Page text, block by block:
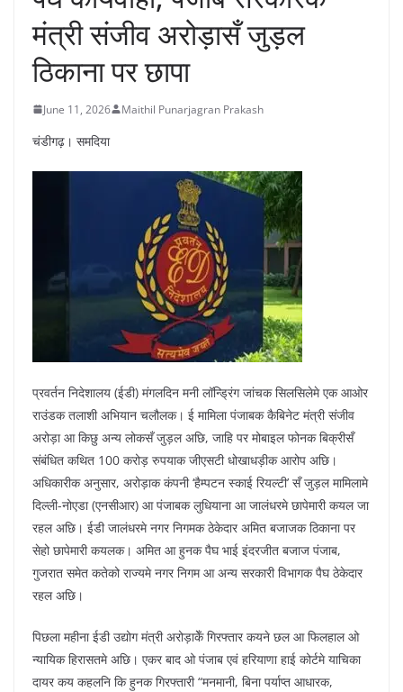
मंत्री संजीव अरोड़ासँ जुड़ल
ठिकाना पर छापा
June 11, 2026 Maithil Punarjagran Prakash
चंडीगढ़। समदिया
प्रवर्तन निदेशालय (ईडी) मंगलदिन मनी लॉन्ड्रिंग जांचक सिलसिलेमे एक आओर
राउंडक तलाशी अभियान चलौलक। ई मामिला पंजाबक कैबिनेट मंत्री संजीव
अरोड़ा आ किछु अन्य लोकसँ जुड़ल अछि, जाहि पर मोबाइल फोनक बिक्रीसँ
संबंधित कथित 100 करोड़ रुपयाक जीएसटी धोखाधड़ीक आरोप अछि।
अधिकारीक अनुसार, अरोड़ाक कंपनी ‘हैम्पटन स्काई रियल्टी’ सँ जुड़ल मामिलामे
दिल्ली-नोएडा (एनसीआर) आ पंजाबक लुधियाना आ जालंधरमे छापेमारी कयल जा
रहल अछि। ईडी जालंधरमे नगर निगमक ठेकेदार अमित बजाजक ठिकाना पर
सेहो छापेमारी कयलक। अमित आ हुनक पैघ भाई इंदरजीत बजाज पंजाब,
गुजरात समेत कतेको राज्यमे नगर निगम आ अन्य सरकारी विभागक पैघ ठेकेदार
रहल अछि।
पिछला महीना ईडी उद्योग मंत्री अरोड़ाकेँ गिरफ्तार कयने छल आ फिलहाल ओ
न्यायिक हिरासतमे अछि। एकर बाद ओ पंजाब एवं हरियाणा हाई कोर्टमे याचिका
दायर कय कहलनि कि हुनक गिरफ्तारी “मनमानी, बिना पर्याप्त आधारक,